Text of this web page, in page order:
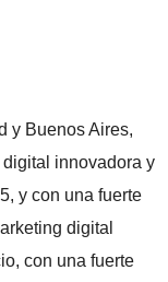
y Buenos Aires,
innovadora y
y con una fuerte
digital
con una fuerte